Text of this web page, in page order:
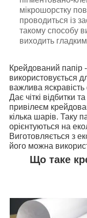
Що таке
Крейдований папір
використовується
важлива
Дає чіткі відбитки
привілеєм
кілька шарів. Таку
орієнтуються на
Виготовляється з
його можна
мікрошорстку
проводиться із
такому способу
виходить